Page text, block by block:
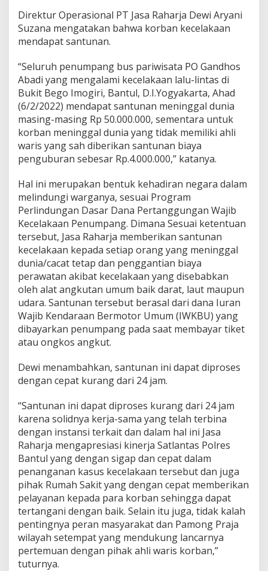
i
I
m
o
i
r
K
u
r
a
n
g
r
i
2
4
j
a
m
Direktur Operasional PT Jasa Raharja Dewi Aryani
Suzana mengatakan bahwa korban kecelakaan
mendapat santunan.
“Seluruh penumpang bus pariwisata PO Gandhos
Abadi yang mengalami kecelakaan lalu-lintas di
Bukit Bego Imogiri, Bantul, D.I.Yogyakarta, Ahad
(6/2/2022) mendapat santunan meninggal dunia
masing-masing Rp 50.000.000, sementara untuk
korban meninggal dunia yang tidak memiliki ahli
waris yang sah diberikan santunan biaya
penguburan sebesar Rp.4.000.000,” katanya.
Hal ini merupakan bentuk kehadiran negara dalam
melindungi warganya, sesuai Program
Perlindungan Dasar Dana Pertanggungan Wajib
Kecelakaan Penumpang. Dimana Sesuai ketentuan
tersebut, Jasa Raharja memberikan santunan
kecelakaan kepada setiap orang yang meninggal
dunia/cacat tetap dan penggantian biaya
perawatan akibat kecelakaan yang disebabkan
oleh alat angkutan umum baik darat, laut maupun
udara. Santunan tersebut berasal dari dana Iuran
Wajib Kendaraan Bermotor Umum (IWKBU) yang
dibayarkan penumpang pada saat membayar tiket
atau ongkos angkut.
Dewi menambahkan, santunan ini dapat diproses
dengan cepat kurang dari 24 jam.
“Santunan ini dapat diproses kurang dari 24 jam
karena solidnya kerja-sama yang telah terbina
dengan instansi terkait dan dalam hal ini Jasa
Raharja mengapresiasi kinerja Satlantas Polres
Bantul yang dengan sigap dan cepat dalam
penanganan kasus kecelakaan tersebut dan juga
pihak Rumah Sakit yang dengan cepat memberikan
pelayanan kepada para korban sehingga dapat
tertangani dengan baik. Selain itu juga, tidak kalah
pentingnya peran masyarakat dan Pamong Praja
wilayah setempat yang mendukung lancarnya
pertemuan dengan pihak ahli waris korban,”
tuturnya.